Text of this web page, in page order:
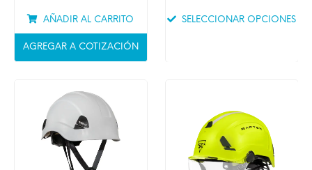
AÑADIR AL CARRITO
AGREGAR A COTIZACIÓN
SELECCIONAR OPCIONES